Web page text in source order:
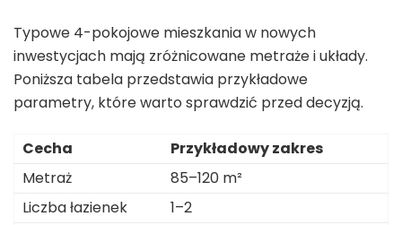
Typowe 4-pokojowe mieszkania w nowych
inwestycjach mają zróżnicowane metraże i układy.
Poniższa tabela przedstawia przykładowe
parametry, które warto sprawdzić przed decyzją.
Cecha
Przykładowy zakres
Metraż
85–120 m²
Liczba łazienek
1–2